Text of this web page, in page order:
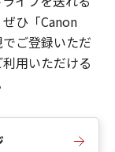
ひ「Canon
ご登録いただ
用いただける